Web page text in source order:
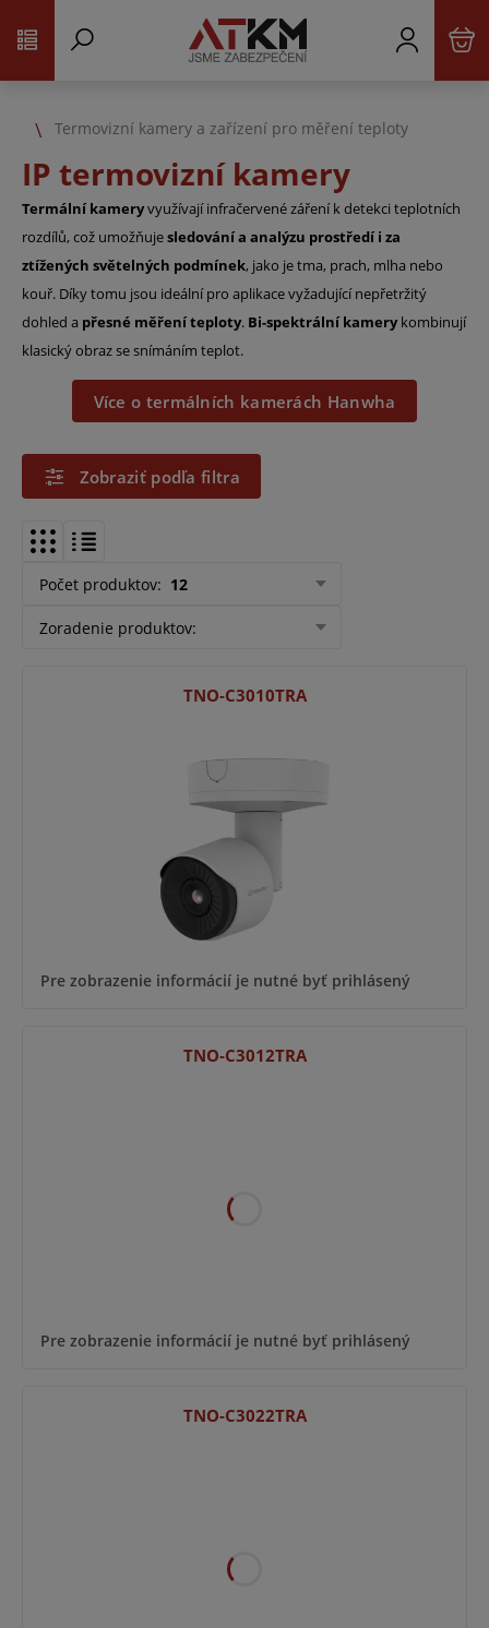
Termovizní kamery a zařízení pro měření teploty
IP termovizní kamery
Termální kameryvyužívají infračervené záření k detekci teplotních
rozdílů, což umožňujesledování a analýzu prostředí i za
ztížených světelných podmínek, jako je tma, prach, mlha nebo
kouř. Díky tomu jsou ideální pro aplikace vyžadující nepřetržitý
dohled a přesné měření teploty.​ Bi-spektrální kamerykombinují
klasický obraz se snímáním teplot.
Více o termálních kamerách Hanwha
Zobraziť podľa filtra
Počet produktov: 12
Zoradenie produktov:
TNO-C3010TRA
Pre zobrazenie informácií je nutné byť prihlásený
TNO-C3012TRA
Pre zobrazenie informácií je nutné byť prihlásený
TNO-C3022TRA